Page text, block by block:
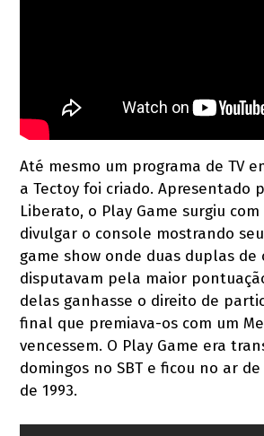
Até mesmo um programa de TV
a Tectoy foi criado. Apresentado
Liberato, o Play Game surgiu
divulgar o console mostrando
game show onde duas duplas de
disputavam pela maior
delas ganhasse o direito de
final que premiava-os com um
vencessem. O Play Game era
domingos no SBT e ficou no ar
de 1993.